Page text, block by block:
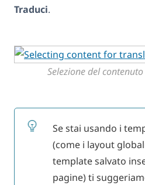
Traduci.
Selezione del
Se stai usando i
(come i layout
template salvato
pagine) ti